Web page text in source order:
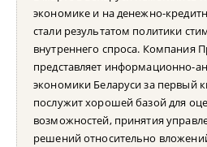
экономике и на денежно-
стали результатом политики
внутреннего спроса. Компания
представляет информационно-
экономики Беларуси за первый
послужит хорошей базой для
возможностей, принятия
решений относительно